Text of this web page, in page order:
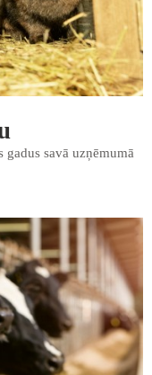
gadus savā uzņēmumā